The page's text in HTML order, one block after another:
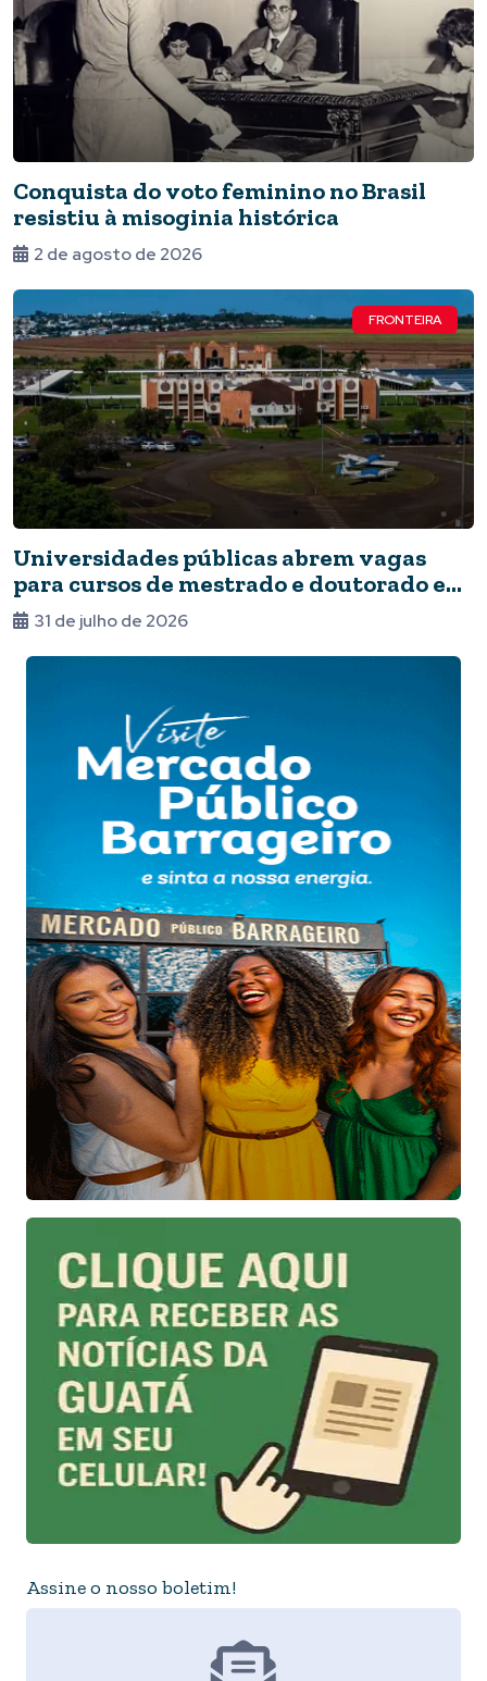
Conquista do voto feminino no Brasil
resistiu à misoginia histórica
2 de agosto de 2026
FRONTEIRA
Universidades públicas abrem vagas
para cursos de mestrado e doutorado em
Foz31 de julho de 2026
Assine o nosso boletim!